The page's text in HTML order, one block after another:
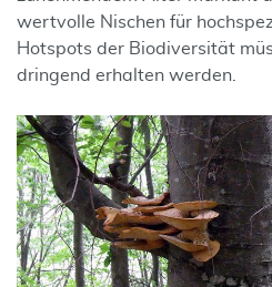
wertvolle Nischen für
Hotspots der Biodiversität
dringend erhalten werden.